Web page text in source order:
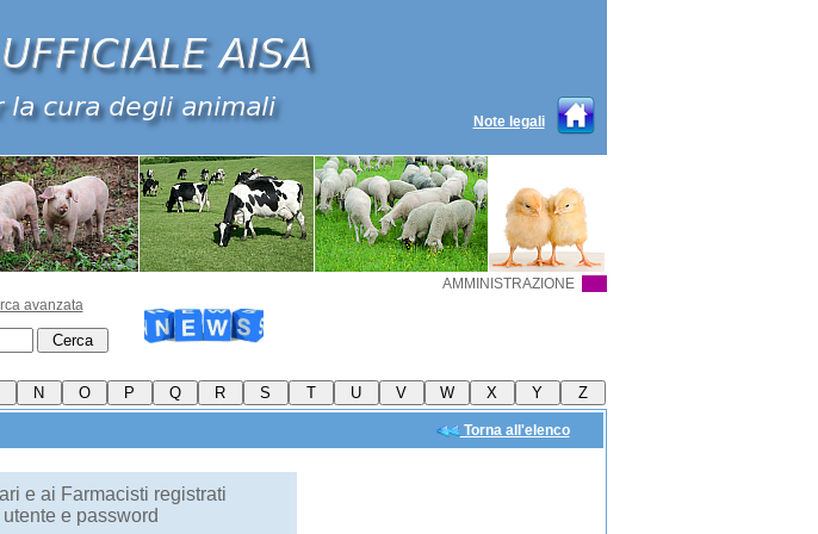
Note legali
AMMINISTRAZIONE
avanzata
Torna all'elenco
e ai Farmacisti registrati
e password